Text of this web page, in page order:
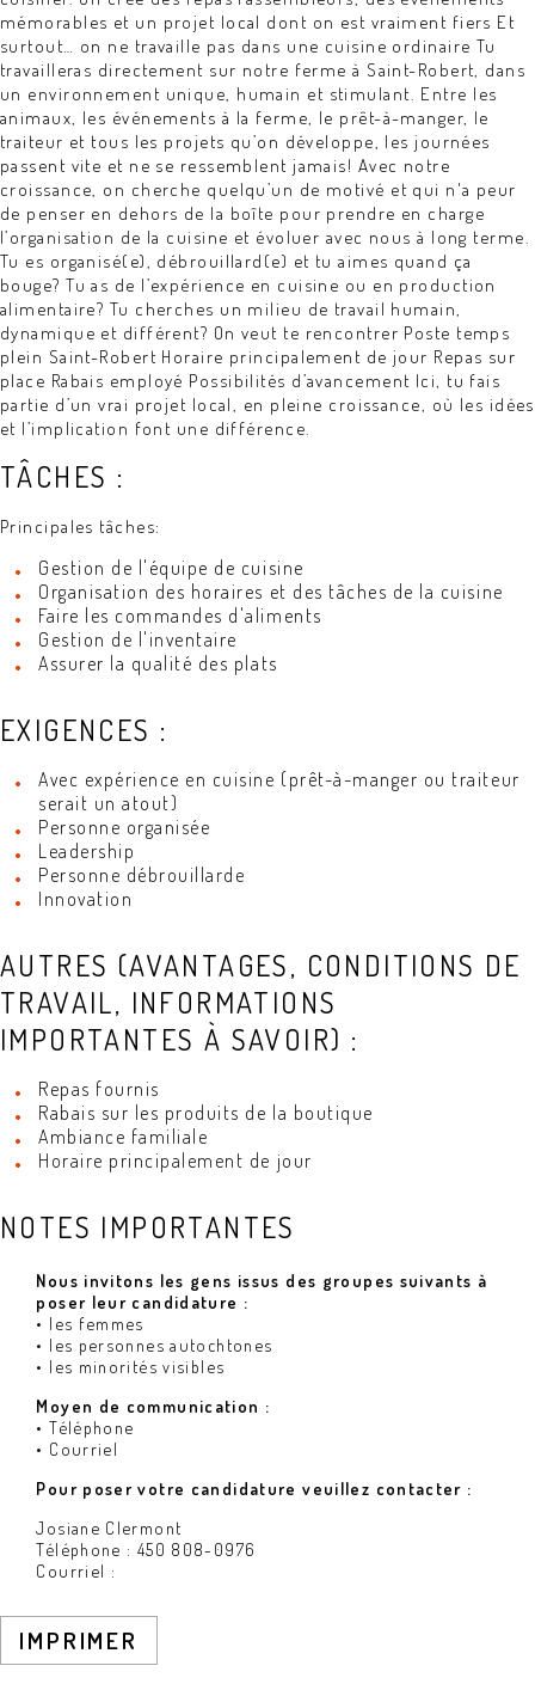
mémorables et un projet local dont on est vraiment fiers Et
surtout… on ne travaille pas dans une cuisine ordinaire Tu
travailleras directement sur notre ferme à Saint-Robert, dans
un environnement unique, humain et stimulant. Entre les
animaux, les événements à la ferme, le prêt-à-manger, le
traiteur et tous les projets qu’on développe, les journées
passent vite et ne se ressemblent jamais! Avec notre
croissance, on cherche quelqu’un de motivé et qui n'a peur
de penser en dehors de la boîte pour prendre en charge
l’organisation de la cuisine et évoluer avec nous à long terme.
Tu es organisé(e), débrouillard(e) et tu aimes quand ça
bouge? Tu as de l’expérience en cuisine ou en production
alimentaire? Tu cherches un milieu de travail humain,
dynamique et différent? On veut te rencontrer Poste temps
plein Saint-Robert Horaire principalement de jour Repas sur
place Rabais employé Possibilités d’avancement Ici, tu fais
partie d’un vrai projet local, en pleine croissance, où les idées
et l’implication font une différence.
TÂCHES :
Principales tâches:
Gestion de l'équipe de cuisine
Organisation des horaires et des tâches de la cuisine
Faire les commandes d'aliments
Gestion de l'inventaire
Assurer la qualité des plats
EXIGENCES :
Avec expérience en cuisine (prêt-à-manger ou traiteur
serait un atout)
Personne organisée
Leadership
Personne débrouillarde
Innovation
AUTRES (AVANTAGES, CONDITIONS DE
TRAVAIL, INFORMATIONS
IMPORTANTES À SAVOIR) :
Repas fournis
Rabais sur les produits de la boutique
Ambiance familiale
Horaire principalement de jour
NOTES IMPORTANTES
Nous invitons les gens issus des groupes suivants à
poser leur candidature :
• les femmes
• les personnes autochtones
• les minorités visibles
Moyen de communication :
• Téléphone
• Courriel
Pour poser votre candidature veuillez contacter :
Josiane Clermont
Téléphone : 450 808-0976
Courriel :
IMPRIMER